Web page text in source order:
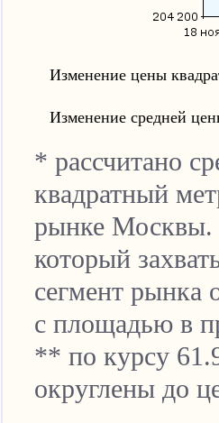
Изменение цены
Изменение средней
* рассчитано
квадратный
рынке Москвы.
который
сегмент рынка
с площадью в
** по курсу
округлены до